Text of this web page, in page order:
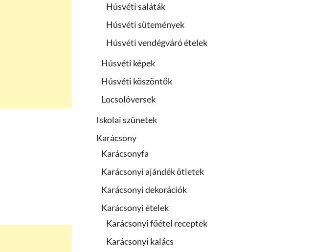
Húsvéti saláták
Húsvéti sütemények
Húsvéti vendégváró ételek
Húsvéti képek
Húsvéti köszöntők
Locsolóversek
Iskolai szünetek
Karácsony
Karácsonyfa
Karácsonyi ajándék ötletek
Karácsonyi dekorációk
Karácsonyi ételek
Karácsonyi főétel receptek
Karácsonyi kalács